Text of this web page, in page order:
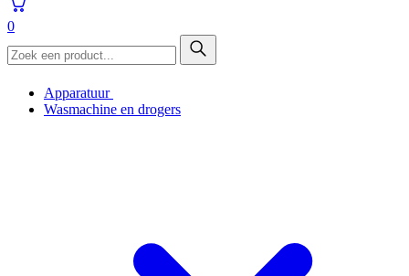
0
Apparatuur
Wasmachine en drogers